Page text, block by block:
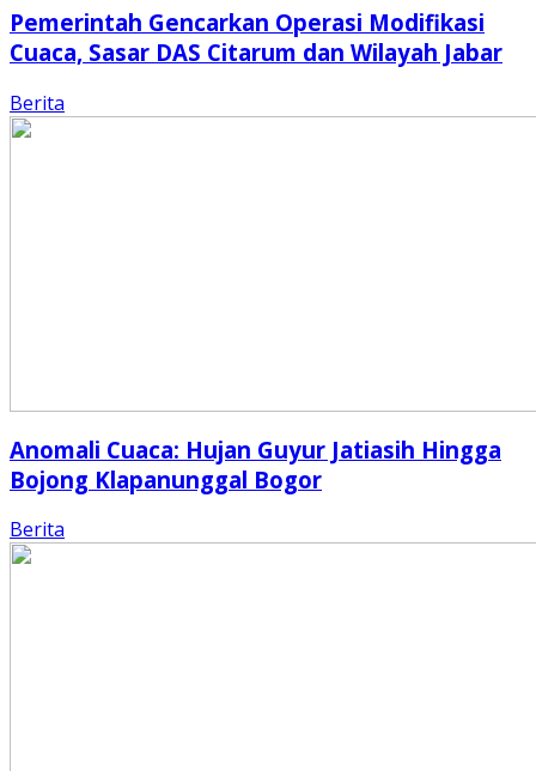
Pemerintah Gencarkan Operasi Modifikasi
Cuaca, Sasar DAS Citarum dan Wilayah Jabar
Berita
Anomali Cuaca: Hujan Guyur Jatiasih Hingga
Bojong Klapanunggal Bogor
Berita